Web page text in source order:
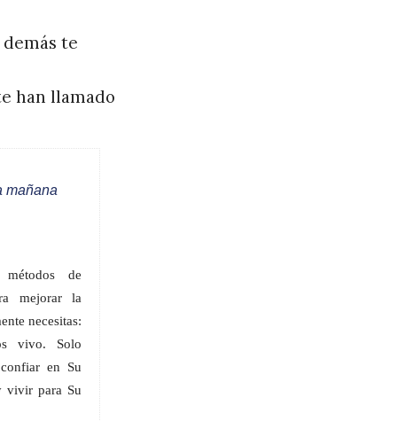
te
han llamado
mañana
de
mejorar la
necesitas:
vivo. Solo
en Su
vivir para Su